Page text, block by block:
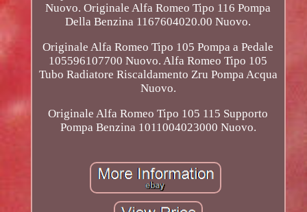
Nuovo. Originale Alfa Romeo Tipo 116 Pompa
Della Benzina 1167604020.00 Nuovo.
Originale Alfa Romeo Tipo 105 Pompa a Pedale
105596107700 Nuovo. Alfa Romeo Tipo 105
Tubo Radiatore Riscaldamento Zru Pompa Acqua
Nuovo.
Originale Alfa Romeo Tipo 105 115 Supporto
Pompa Benzina 1011004023000 Nuovo.